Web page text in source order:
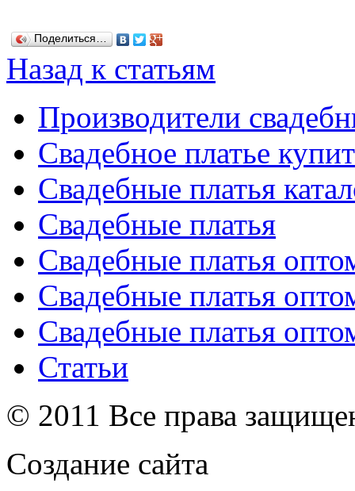
Поделиться…
Назад к статьям
Производители
Свадебное платье
Свадебные платья
Свадебные платья
Свадебные платья
Свадебные платья
Свадебные платья
Статьи
© 2011 Все права
Создание сайта